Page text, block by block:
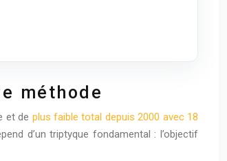
méthode
et de plus faible total depuis 2000 avec 18
d’un triptyque fondamental : l’objectif